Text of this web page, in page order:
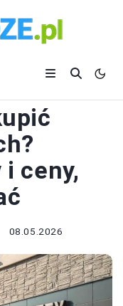
ceny,
08.05.2026